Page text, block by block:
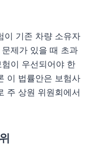
이 기존 차량 소유자
제가 있을 때 초과
이 우선되어야 한
이 법률안은 보험사
주 상원 위원회에서